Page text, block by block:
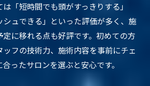
「短時間でも頭がすっきりする」
シュできる」といった評価が多く、施
に移れる点も好評です。初めての方
ッフの技術力、施術内容を事前にチェ
ったサロンを選ぶと安心です。